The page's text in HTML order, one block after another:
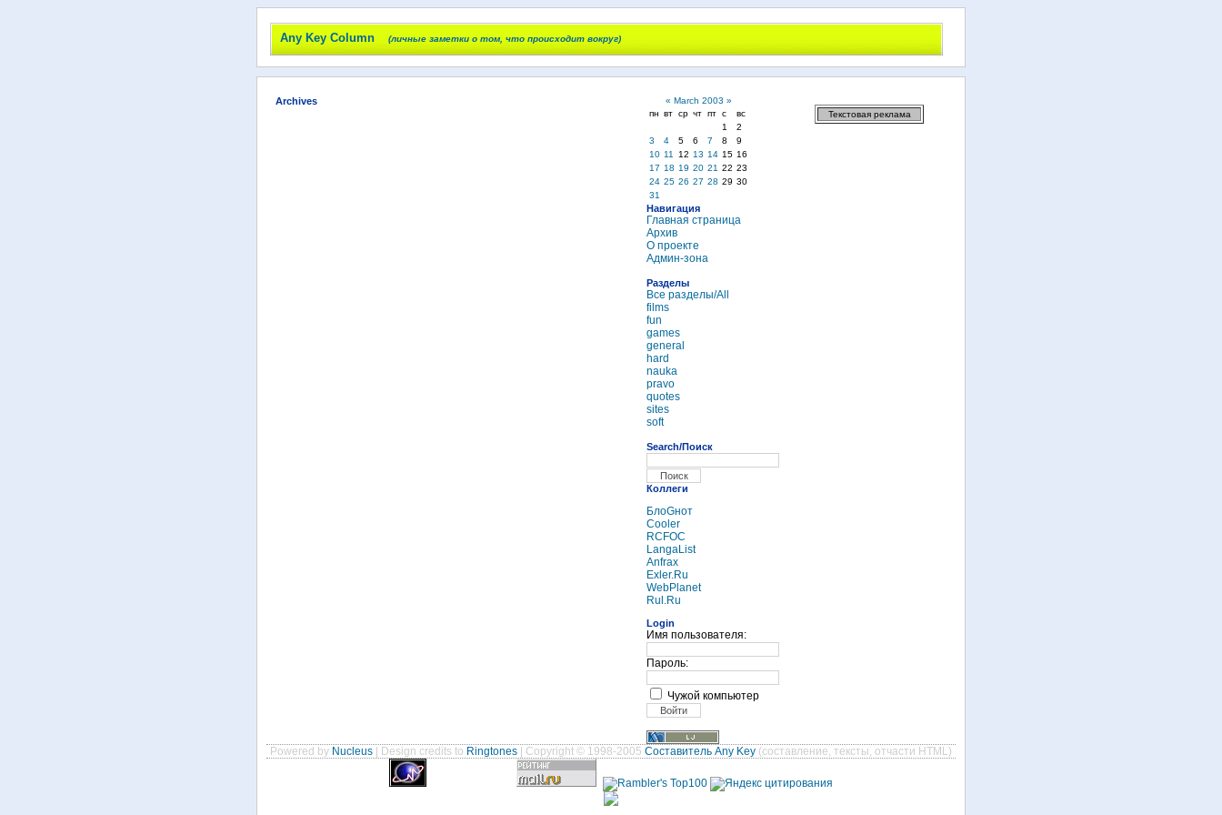
Any Key Column (личные заметки о том, что происходит вокруг)
Archives « March 2003 »
пн вт ср чт пт с
вс
1
2
3
4 5 6 7 8
9
10 11 12 13 14 15 16
17 18 19 20 21 22 23
24 25 26 27 28 29 30
31
Навигация
Главная страница
Архив
О проекте
Админ-зона
Разделы
Все разделы/All
films
fun
games
general
hard
nauka
pravo
quotes
sites
soft
Search/Поиск
Коллеги
БлоGнот
Cooler
RCFOC
LangaList
Anfrax
Exler.Ru
WebPlanet
Rul.Ru
Login
Имя пользователя:
Пароль:
Чужой компьютер
Текстовая реклама
Powered by Nucleus | Design credits to Ringtones | Copyright © 1998-2005 Составитель Any Key (составление, тексты, отчасти HTML)